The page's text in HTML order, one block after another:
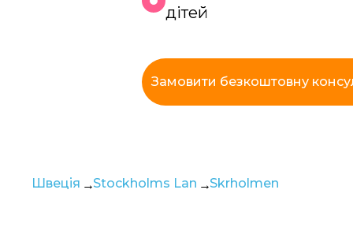
дітей
Замовити безкоштовну
Швеція Stockholms Lan Skrholmen